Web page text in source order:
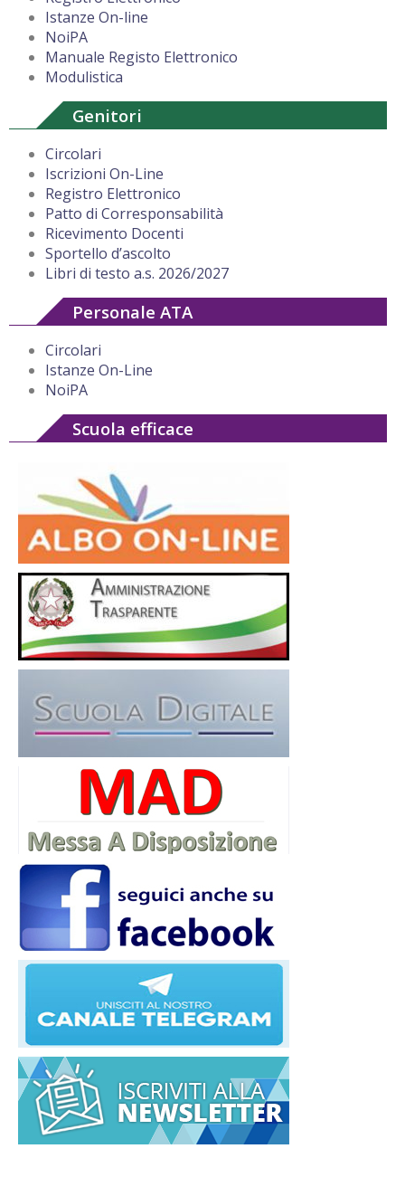
Istanze On-line
NoiPA
Manuale Registo Elettronico
Modulistica
Genitori
Circolari
Iscrizioni On-Line
Registro Elettronico
Patto di Corresponsabilità
Ricevimento Docenti
Sportello d’ascolto
Libri di testo a.s. 2026/2027
Personale ATA
Circolari
Istanze On-Line
NoiPA
Scuola efficace